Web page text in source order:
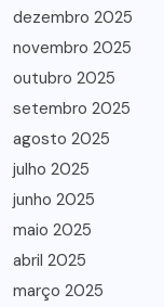
dezembro 2025
novembro 2025
outubro 2025
setembro 2025
agosto 2025
julho 2025
junho 2025
maio 2025
abril 2025
março 2025